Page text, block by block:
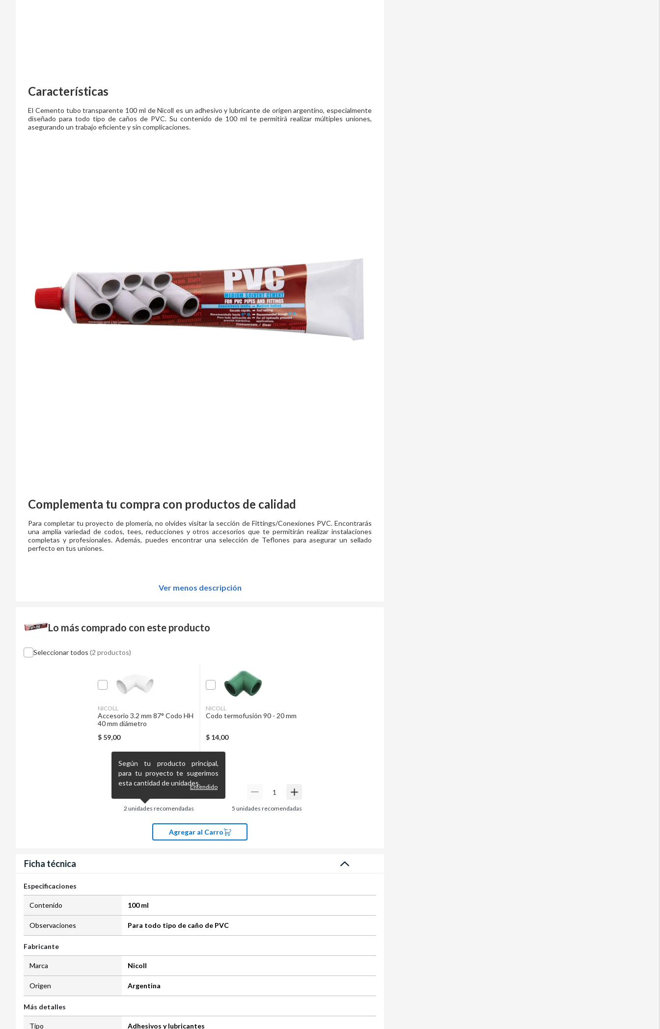
Características
El Cemento tubo transparente 100 ml de Nicoll es un adhesivo y lubricante de origen argentino, especialmente
diseñado para todo tipo de caños de PVC. Su contenido de 100 ml te permitirá realizar múltiples uniones,
asegurando un trabajo eficiente y sin complicaciones.
Complementa tu compra con productos de calidad
Para completar tu proyecto de plomería, no olvides visitar la sección de Fittings/Conexiones PVC. Encontrarás
una amplia variedad de codos, tees, reducciones y otros accesorios que te permitirán realizar instalaciones
completas y profesionales. Además, puedes encontrar una selección de Teflones para asegurar un sellado
perfecto en tus uniones.
Ver menos descripción
Lo más comprado con este producto
Seleccionar todos (2 productos)
NICOLL
Accesorio 3.2 mm 87° Codo HH
40 mm diámetro
$ 59,00
2 unidades recomendadas
Según tu producto principal,
para tu proyecto te sugerimos
esta cantidad de unidades.Entendido
NICOLL
Codo termofusión 90 - 20 mm
$ 14,00
5 unidades recomendadas
Agregar al Carro
Ficha técnica
Especificaciones
Contenido 100 ml
Observaciones Para todo tipo de caño de PVC
Fabricante
Marca Nicoll
Origen Argentina
Más detalles
Tipo Adhesivos y lubricantes